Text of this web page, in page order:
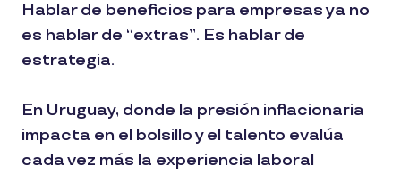
Hablar de beneficios para empresas ya no
es hablar de “extras”. Es hablar de
estrategia.
En Uruguay, donde la presión inflacionaria
impacta en el bolsillo y el talento evalúa
cada vez más la experiencia laboral